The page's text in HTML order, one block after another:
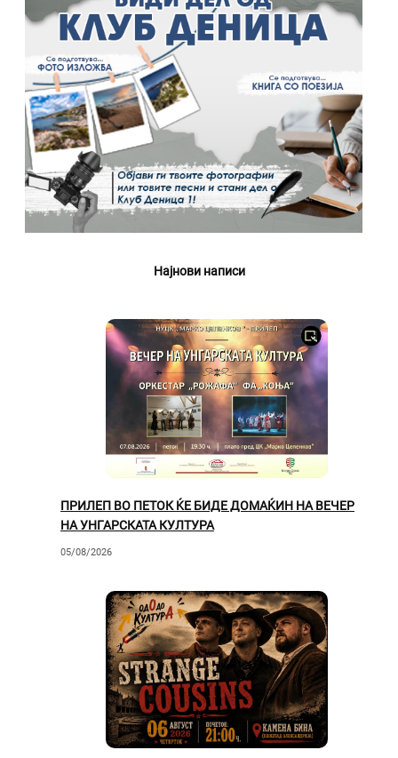
Најнови написи
ПРИЛЕП ВО ПЕТОК ЌЕ БИДЕ ДОМАЌИН НА ВЕЧЕР
НА УНГАРСКАТА КУЛТУРА
05/08/2026